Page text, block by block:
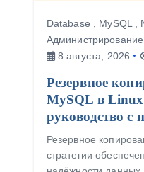
Database MySQL
Администрирование
8 августа, 2026
Резервное
MySQL в
руководство с
Резервное
стратегии